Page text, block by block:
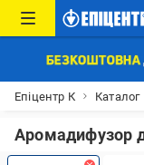
Епіцентр К Каталог
Аромадифузор